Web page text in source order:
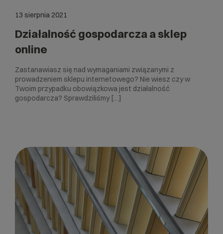
13 sierpnia 2021
Działalność gospodarcza a sklep
online
Zastanawiasz się nad wymaganiami związanymi z
prowadzeniem sklepu internetowego? Nie wiesz czy w
Twoim przypadku obowiązkowa jest działalność
gospodarcza? Sprawdziliśmy […]